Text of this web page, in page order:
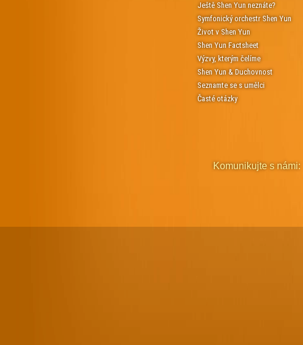
Ještě Shen Yun neznáte?
Symfonický orchestr Shen Yun
Život v Shen Yun
Shen Yun Factsheet
Výzvy, kterým čelíme
Shen Yun & Duchovnost
Seznamte se s umělci
Časté otázky
Komunikujte s námi: